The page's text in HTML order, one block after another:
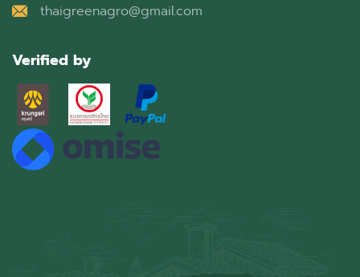
thaigreenagro@gmail.com
Verified by